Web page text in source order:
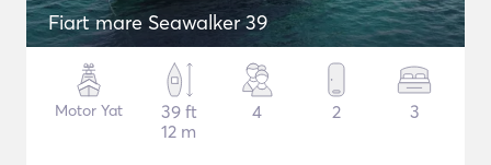
Fiart mare Seawalker 39
Motor Yat
39 ft
12 m
4 2 3